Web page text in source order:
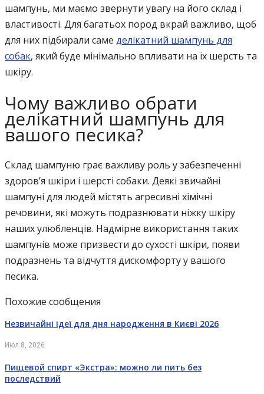
шампунь, ми маємо звернути увагу на його склад і
властивості. Для багатьох пород вкрай важливо, щоб
для них підбирали саме делікатний шампунь для
собак, який буде мінімально впливати на їх шерсть та
шкіру.
Чому важливо обрати
делікатний шампунь для
вашого песика?
Склад шампуню грає важливу роль у забезпеченні
здоров’я шкіри і шерсті собаки. Деякі звичайні
шампуні для людей містять агресивні хімічні
речовини, які можуть подразнювати ніжку шкіру
наших улюбленців. Надмірне використання таких
шампунів може призвести до сухості шкіри, появи
подразнень та відчуття дискомфорту у вашого
песика.
Похожие сообщения
Незвичайні ідеї для дня народження в Києві 2026
Июл 8, 2026
Пищевой спирт «Экстра»: можно ли пить без
последствий